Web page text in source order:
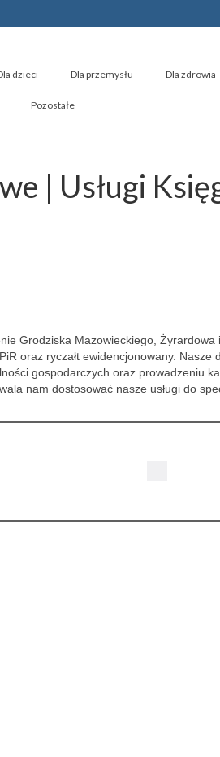
dzieci Dla przemysłu Dla zdrowia
Pozostałe
| Usługi
Grodziska Mazowieckiego, Żyrardowa
oraz ryczałt ewidencjonowany. Nasze
gospodarczych oraz prowadzeniu
nam dostosować nasze usługi do